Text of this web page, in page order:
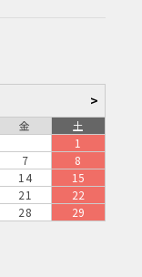
>
金
土
1
7
8
14
15
21
22
28
29